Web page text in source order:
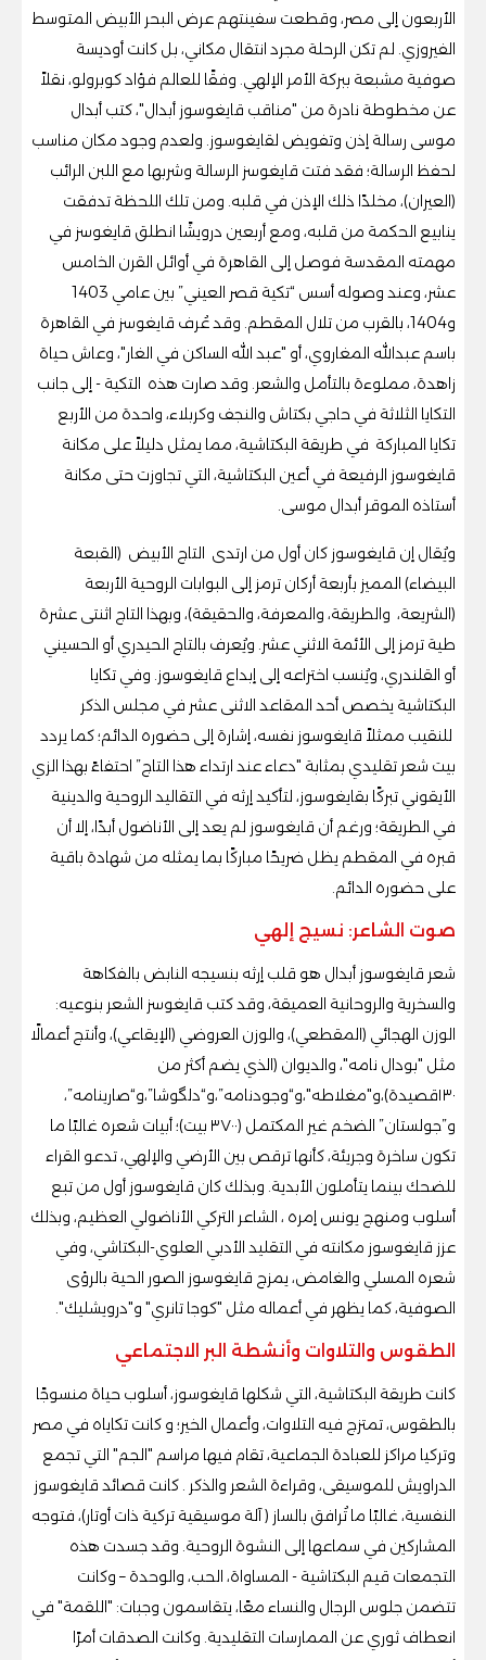
الأربعون إلى مصر، وقطعت سفينتهم عرض البحر الأبيض المتوسط
الفيروزي. لم تكن الرحلة مجرد انتقال مكاني، بل كانت أوديسة
صوفية مشبعة ببركة الأمر الإلهي. وفقًا للعالم فؤاد كوبرولو، نقلاً
عن مخطوطة نادرة من "مناقب قايغوسوز أبدال"، كتب أبدال
موسى رسالة إذن وتفويض لقايغوسوز. ولعدم وجود مكان مناسب
لحفظ الرسالة؛ فقد فتت قايغوسز الرسالة وشربها مع اللبن الرائب
(العيران)، مخلدًا ذلك الإذن في قلبه. ومن تلك اللحظة تدفقت
ينابيع الحكمة من قلبه، ومع أربعين درويشًا انطلق قايغوسز في
مهمته المقدسة فوصل إلى القاهرة في أوائل القرن الخامس
عشر، وعند وصوله أسس “تكية قصر العيني” بين عامي 1403
و1404، بالقرب من تلال المقطم. وقد عُرف قايغوسز في القاهرة
باسم عبدالله المغاروي، أو "عبد الله الساكن في الغار"، وعاش حياة
زاهدة، مملوءة بالتأمل والشعر. وقد صارت هذه التكية - إلى جانب
التكايا الثلاثة في حاجي بكتاش والنجف وكربلاء، واحدة من الأربع
تكايا المباركة في طريقة البكتاشية، مما يمثل دليلاً على مكانة
قايغوسوز الرفيعة في أعين البكتاشية، التي تجاوزت حتى مكانة
أستاذه الموقر أبدال موسى.
ويُقال إن قايغوسوز كان أول من ارتدى التاج الأبيض (القبعة
البيضاء) المميز بأربعة أركان ترمز إلى البوابات الروحية الأربعة
(الشريعة، والطريقة، والمعرفة، والحقيقة)، وبهذا التاج اثنتى عشرة
طية ترمز إلى الأئمة الاثني عشر. ويُعرف بالتاج الحيدري أو الحسيني
أو القلندري، ويُنسب اختراعه إلى إبداع قايغوسوز. وفي تكايا
البكتاشية يخصص أحد المقاعد الاثنى عشر في مجلس الذكر
للنقيب ممثلاً قايغوسوز نفسه، إشارة إلى حضوره الدائم؛ كما يردد
بيت شعر تقليدي بمثابة "دعاء عند ارتداء هذا التاج” احتفاءً بهذا الزي
الأيقوني تبركًا بقايغوسوز، لتأكيد إرثه في التقاليد الروحية والدينية
في الطريقة؛ ورغم أن قايغوسوز لم يعد إلى الأناضول أبدًا، إلا أن
قبره في المقطم يظل ضريحًا مباركًا بما يمثله من شهادة باقية
على حضوره الدائم.
صوت الشاعر: نسيج إلهي
شعر قايغوسوز أبدال هو قلب إرثه بنسيجه النابض بالفكاهة
والسخرية والروحانية العميقة، وقد كتب قايغوسز الشعر بنوعيه:
الوزن الهجائي (المقطعي)، والوزن العروضي (الإيقاعي)، وأنتج أعمالًا
مثل "بودال نامه"، والديوان (الذي يضم أكثر من
١٣٠قصيدة)،و"مغلاطه"،و“وجودنامه”،و“دلگوشا”،و“صارينامه”،
و”جولستان” الضخم غير المكتمل (٣٧٠٠ بيت)؛ أبيات شعره غالبًا ما
تكون ساخرة وجريئة، كأنها ترقص بين الأرضي والإلهي، تدعو القراء
للضحك بينما يتأملون الأبدية. وبذلك كان قايغوسوز أول من تبع
أسلوب ومنهج يونس إمره ، الشاعر التركي الأناضولي العظيم، وبذلك
عزز قايغوسوز مكانته في التقليد الأدبي العلوي-البكتاشي، وفي
شعره المسلي والغامض، يمزج قايغوسوز الصور الحية بالرؤى
الصوفية، كما يظهر في أعماله مثل "كوجا تانري" و"درويشليك".
الطقوس والتلاوات وأنشطة البر الاجتماعي
كانت طريقة البكتاشية، التي شكلها قايغوسوز، أسلوب حياة منسوجًا
بالطقوس، تمتزج فيه التلاوات، وأعمال الخير؛ و كانت تكاياه في مصر
وتركيا مراكز للعبادة الجماعية، تقام فيها مراسم "الجم" التي تجمع
الدراويش للموسيقى، وقراءة الشعر والذكر . كانت قصائد قايغوسوز
النفسية، غالبًا ما تُرافق بالساز ( آلة موسيقية تركية ذات أوتار)، فتوجه
المشاركين في سماعها إلى النشوة الروحية. وقد جسدت هذه
التجمعات قيم البكتاشية - المساواة، الحب، والوحدة – وكانت
تتضمن جلوس الرجال والنساء معًا، يتقاسمون وجبات: "اللقمة" في
انعطاف ثوري عن الممارسات التقليدية. وكانت الصدقات أمرًا